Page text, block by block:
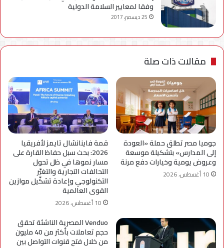
وفقا لمعايير السلامة الدولية
25 ديسمبر، 2017
مقالات ذات صلة
جوميا مصر تطلق حملة «العودة
إلى المدارس» بتشكيلة موسعة
وعروض يومية وخيارات دفع مرنة
10 أغسطس، 2026
قمة فاينانشال تايمز لأفريقيا
2026: بحث سبل حفاظ القارة على
مسار نموها في ظل تحول
التحالفات التجارية والتغيّر
التكنولوجي وإعادة تشكّيل موازين
القوى العالمية
10 أغسطس، 2026
Venduo المصرية الناشئة تحقق
حجم تعاملات بأكثر من 40 مليون
من خلال فتح قنوات التواصل بين